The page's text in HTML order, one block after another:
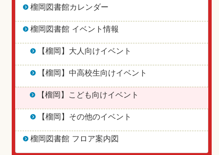
榴岡図書館カレンダー
榴岡図書館 イベント情報
【榴岡】大人向けイベント
【榴岡】中高校生向けイベント
【榴岡】こども向けイベント
【榴岡】その他のイベント
榴岡図書館 フロア案内図